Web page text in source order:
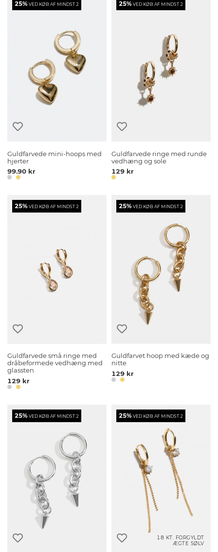
25%VED KØB AF MINDST 2
Guldfarvede mini-hoops med
hjerter
99.90 kr
25%VED KØB AF MINDST 2
Guldfarvede ringe med runde
vedhæng og sole
129 kr
25%VED KØB AF MINDST 2
Guldfarvede små ringe med
dråbeformede vedhæng med
glassten
129 kr
25%VED KØB AF MINDST 2
Guldfarvet hoop med kæde og
nitte
129 kr
25%VED KØB AF MINDST 2 25%VED KØB AF MINDST 2
18 KT. FORGYLDT
ÆGTE SØLV